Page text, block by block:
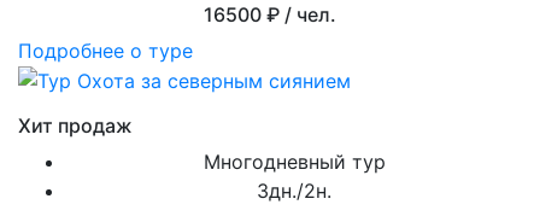
16500 ₽ / чел.
Подробнее о туре
Хит продаж
Многодневный тур
3дн./2н.